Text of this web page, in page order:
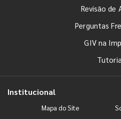
Revisão de
Perguntas
GIV na
Institucional
Mapa do Site